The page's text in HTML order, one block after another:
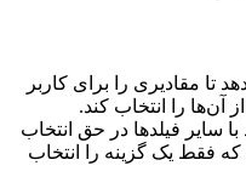
تا مقادیری را برای کاربر
آن‌ها را انتخاب کند.
سایر فیلدها در حق انتخاب
فقط یک گزینه را انتخاب